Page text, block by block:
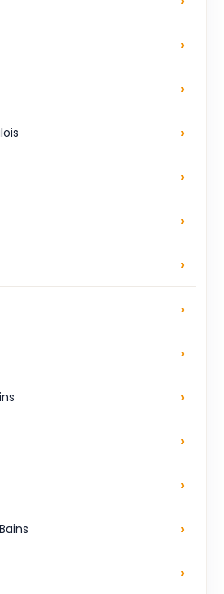
›
›
›
›
›
›
›
›
›
›
›
›
›